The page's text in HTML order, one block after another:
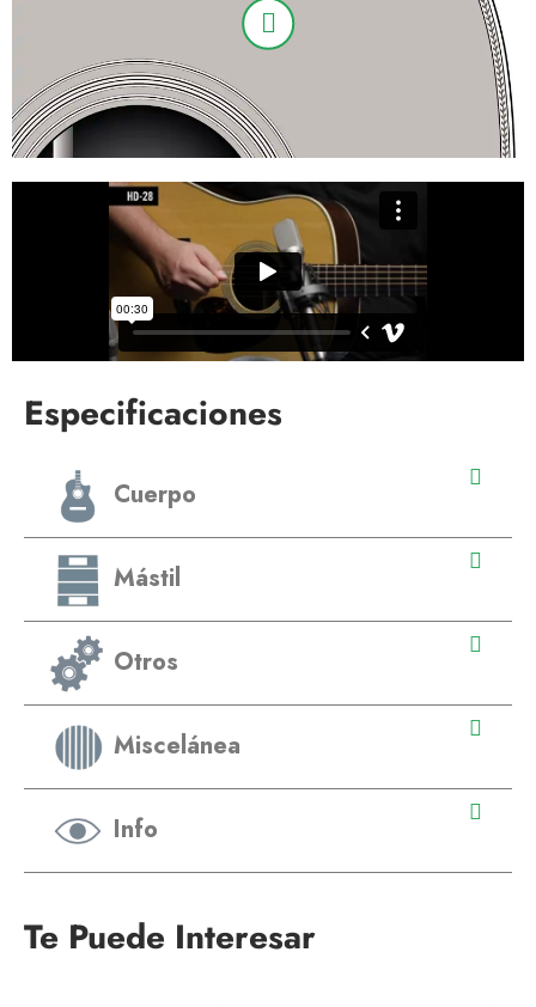
Especificaciones
Cuerpo
Mástil
Otros
Miscelánea
Info
Te Puede Interesar